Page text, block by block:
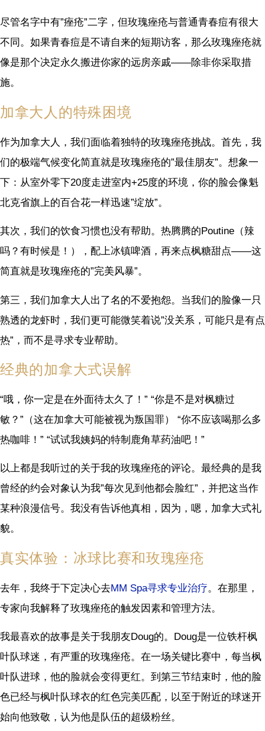
尽管名字中有”痤疮”二字，但玫瑰痤疮与普通青春痘有很大
不同。如果青春痘是不请自来的短期访客，那么玫瑰痤疮就
像是那个决定永久搬进你家的远房亲戚——除非你采取措
施。
加拿大人的特殊困境
作为加拿大人，我们面临着独特的玫瑰痤疮挑战。首先，我
们的极端气候变化简直就是玫瑰痤疮的”最佳朋友”。想象一
下：从室外零下20度走进室内+25度的环境，你的脸会像魁
北克省旗上的百合花一样迅速”绽放”。
其次，我们的饮食习惯也没有帮助。热腾腾的Poutine（辣
吗？有时候是！），配上冰镇啤酒，再来点枫糖甜点——这
简直就是玫瑰痤疮的”完美风暴”。
第三，我们加拿大人出了名的不爱抱怨。当我们的脸像一只
熟透的龙虾时，我们更可能微笑着说”没关系，可能只是有点
热”，而不是寻求专业帮助。
经典的加拿大式误解
“哦，你一定是在外面待太久了！” “你是不是对枫糖过
敏？”（这在加拿大可能被视为叛国罪） “你不应该喝那么多
热咖啡！” “试试我姨妈的特制鹿角草药油吧！”
以上都是我听过的关于我的玫瑰痤疮的评论。最经典的是我
曾经的约会对象认为我”每次见到他都会脸红”，并把这当作
某种浪漫信号。我没有告诉他真相，因为，嗯，加拿大式礼
貌。
真实体验：冰球比赛和玫瑰痤疮
去年，我终于下定决心去MM Spa寻求专业治疗。在那里，
专家向我解释了玫瑰痤疮的触发因素和管理方法。
我最喜欢的故事是关于我朋友Doug的。Doug是一位铁杆枫
叶队球迷，有严重的玫瑰痤疮。在一场关键比赛中，每当枫
叶队进球，他的脸就会变得更红。到第三节结束时，他的脸
色已经与枫叶队球衣的红色完美匹配，以至于附近的球迷开
始向他致敬，认为他是队伍的超级粉丝。